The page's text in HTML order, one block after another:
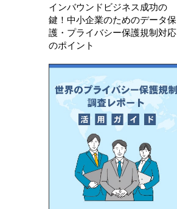
インバウンドビジネス成功の
鍵！中小企業のためのデータ保
護・プライバシー保護規制対応
のポイント